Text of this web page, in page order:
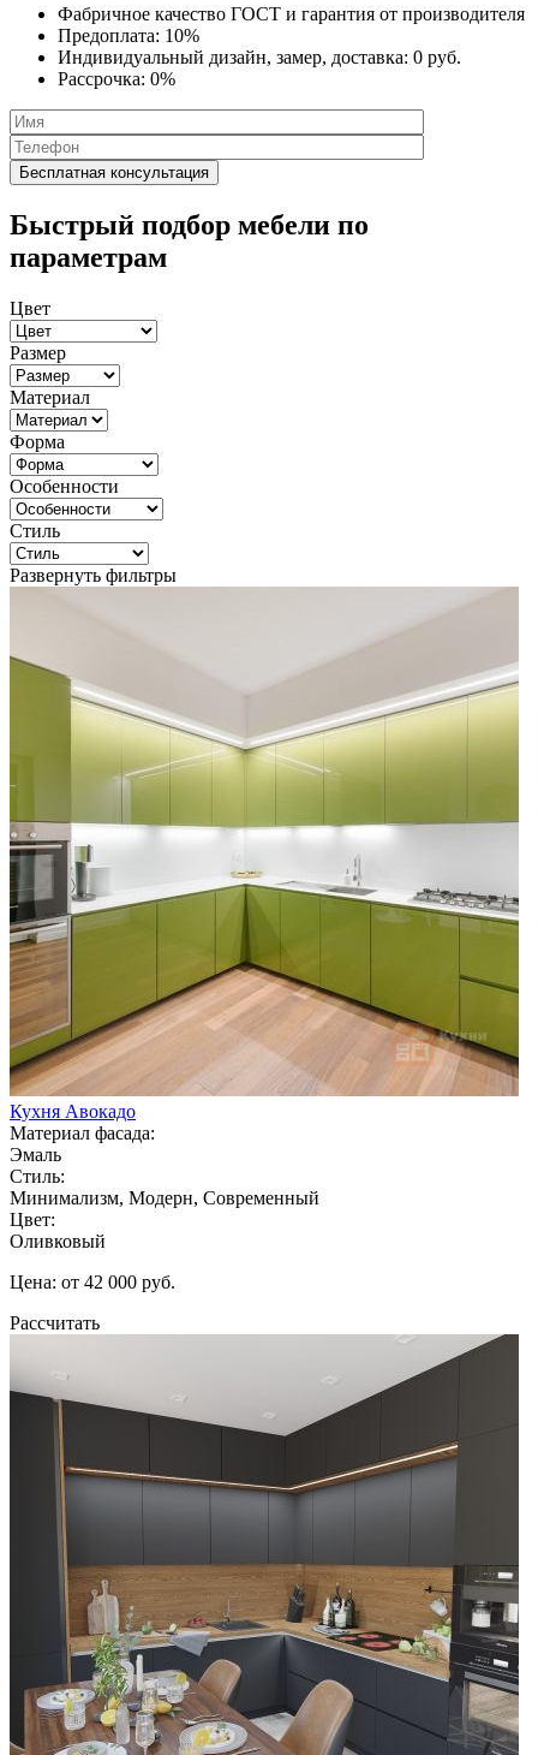
Фабричное качество ГОСТ и гарантия от производителя
Предоплата: 10%
Индивидуальный дизайн, замер, доставка: 0 руб.
Рассрочка: 0%
Быстрый подбор мебели по
параметрам
Цвет
Размер
Материал
Форма
Особенности
Стиль
Развернуть фильтры
Кухня Авокадо
Материал фасада:
Эмаль
Стиль:
Минимализм, Модерн, Современный
Цвет:
Оливковый
Цена: от 42 000 руб.
Рассчитать